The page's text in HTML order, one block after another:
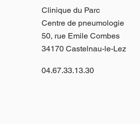
Clinique du Parc
Centre de pneumologie
50, rue Emile Combes
34170 Castelnau-le-Lez
04.67.33.13.30